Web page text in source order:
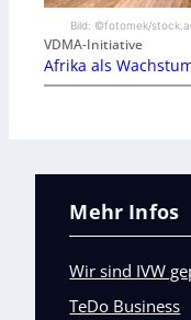
Bild: ©fotomek/
VDMA-Initiative
Afrika als
Mehr Infos
Wir sind IVW
TeDo Business